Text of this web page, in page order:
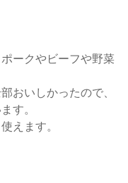
ークやビーフや野菜
おいしかったので、
す。
えます。